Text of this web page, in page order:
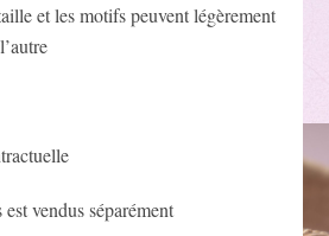
et les motifs peuvent légèrement
vendus séparément